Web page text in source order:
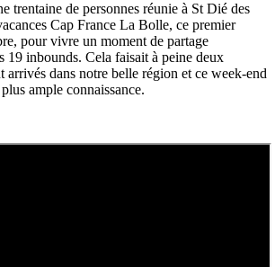
trentaine de personnes réunie à St Dié des
Cap France La Bolle, ce premier
pour vivre un moment de partage
19 inbounds. Cela faisait à peine deux
arrivés dans notre belle région et ce week-end
ample connaissance.